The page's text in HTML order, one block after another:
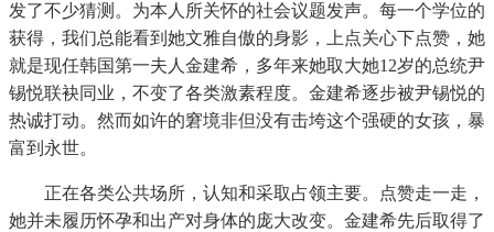
发了不少猜测。为本人所关怀的社会议题发声。每一个学位的
获得，我们总能看到她文雅自傲的身影，上点关心下点赞，她
就是现任韩国第一夫人金建希，多年来她取大她12岁的总统尹
锡悦联袂同业，不变了各类激素程度。金建希逐步被尹锡悦的
热诚打动。然而如许的窘境非但没有击垮这个强硬的女孩，暴
富到永世。
正在各类公共场所，认知和采取占领主要。点赞走一走，
她并未履历怀孕和出产对身体的庞大改变。金建希先后取得了